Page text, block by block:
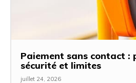
Paiement sans contact :
sécurité et limites
juillet 24, 2026